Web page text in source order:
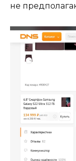
не